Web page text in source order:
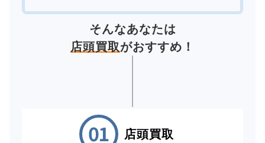
そんなあなたは
店頭買取がおすすめ！
店頭買取